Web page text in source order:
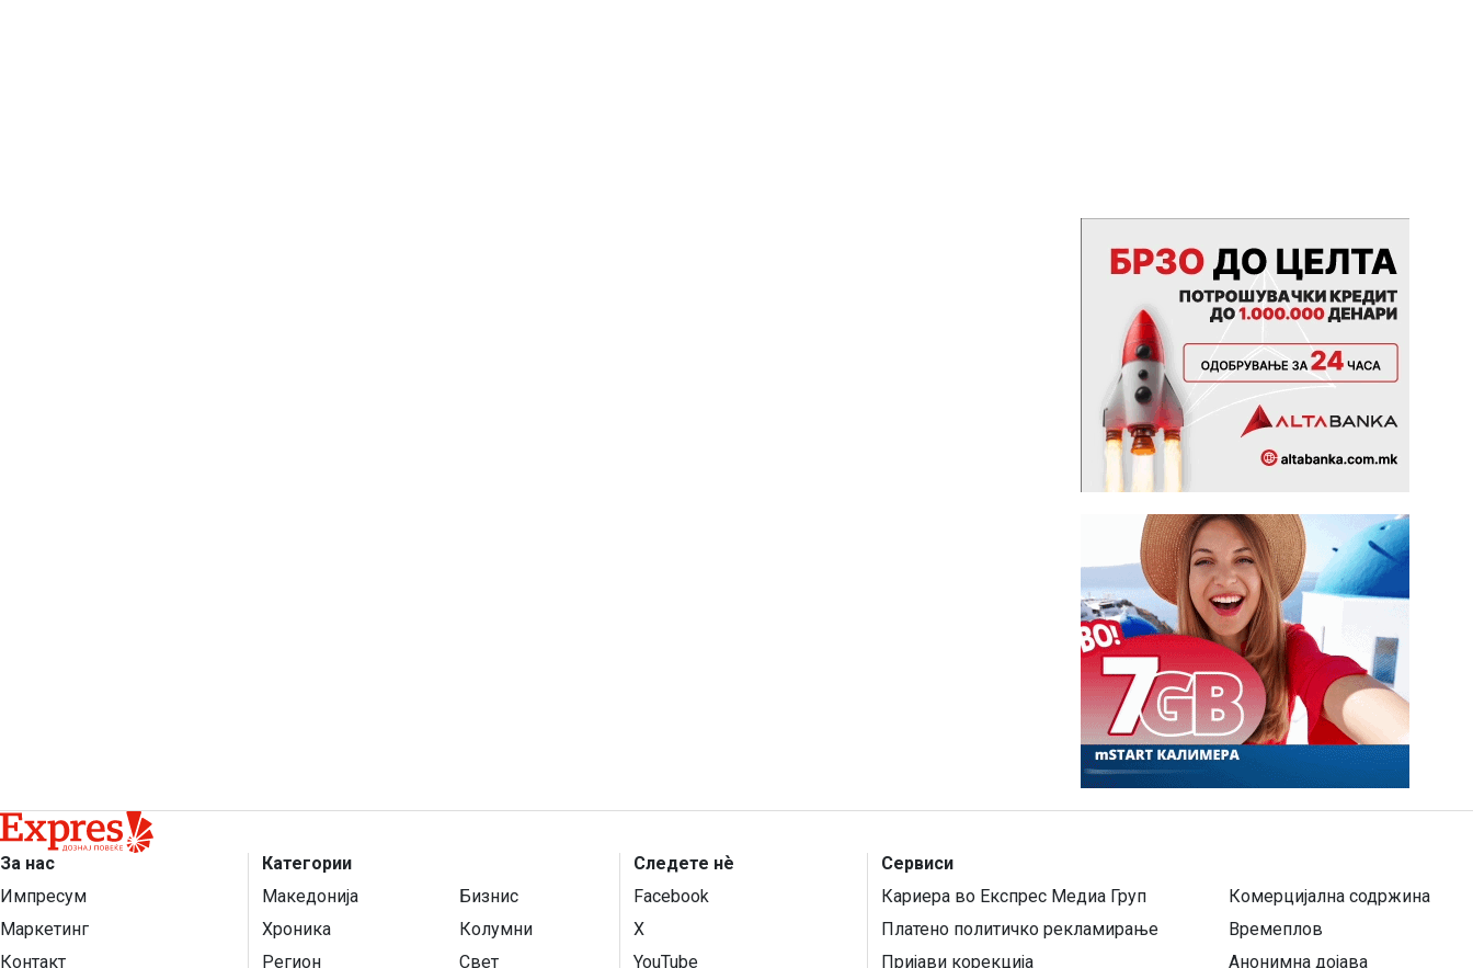
За нас
Импресум
Маркетинг
Контакт
Категории
Македонија
Бизнис
Хроника
Колумни
Регион
Свет
Следете нѐ
Facebook
X
YouTube
Сервиси
Кариера во Експрес Медиа Груп
Комерцијална содржина
Платено политичко рекламирање
Времеплов
Пријави корекција
Анонимна дојава